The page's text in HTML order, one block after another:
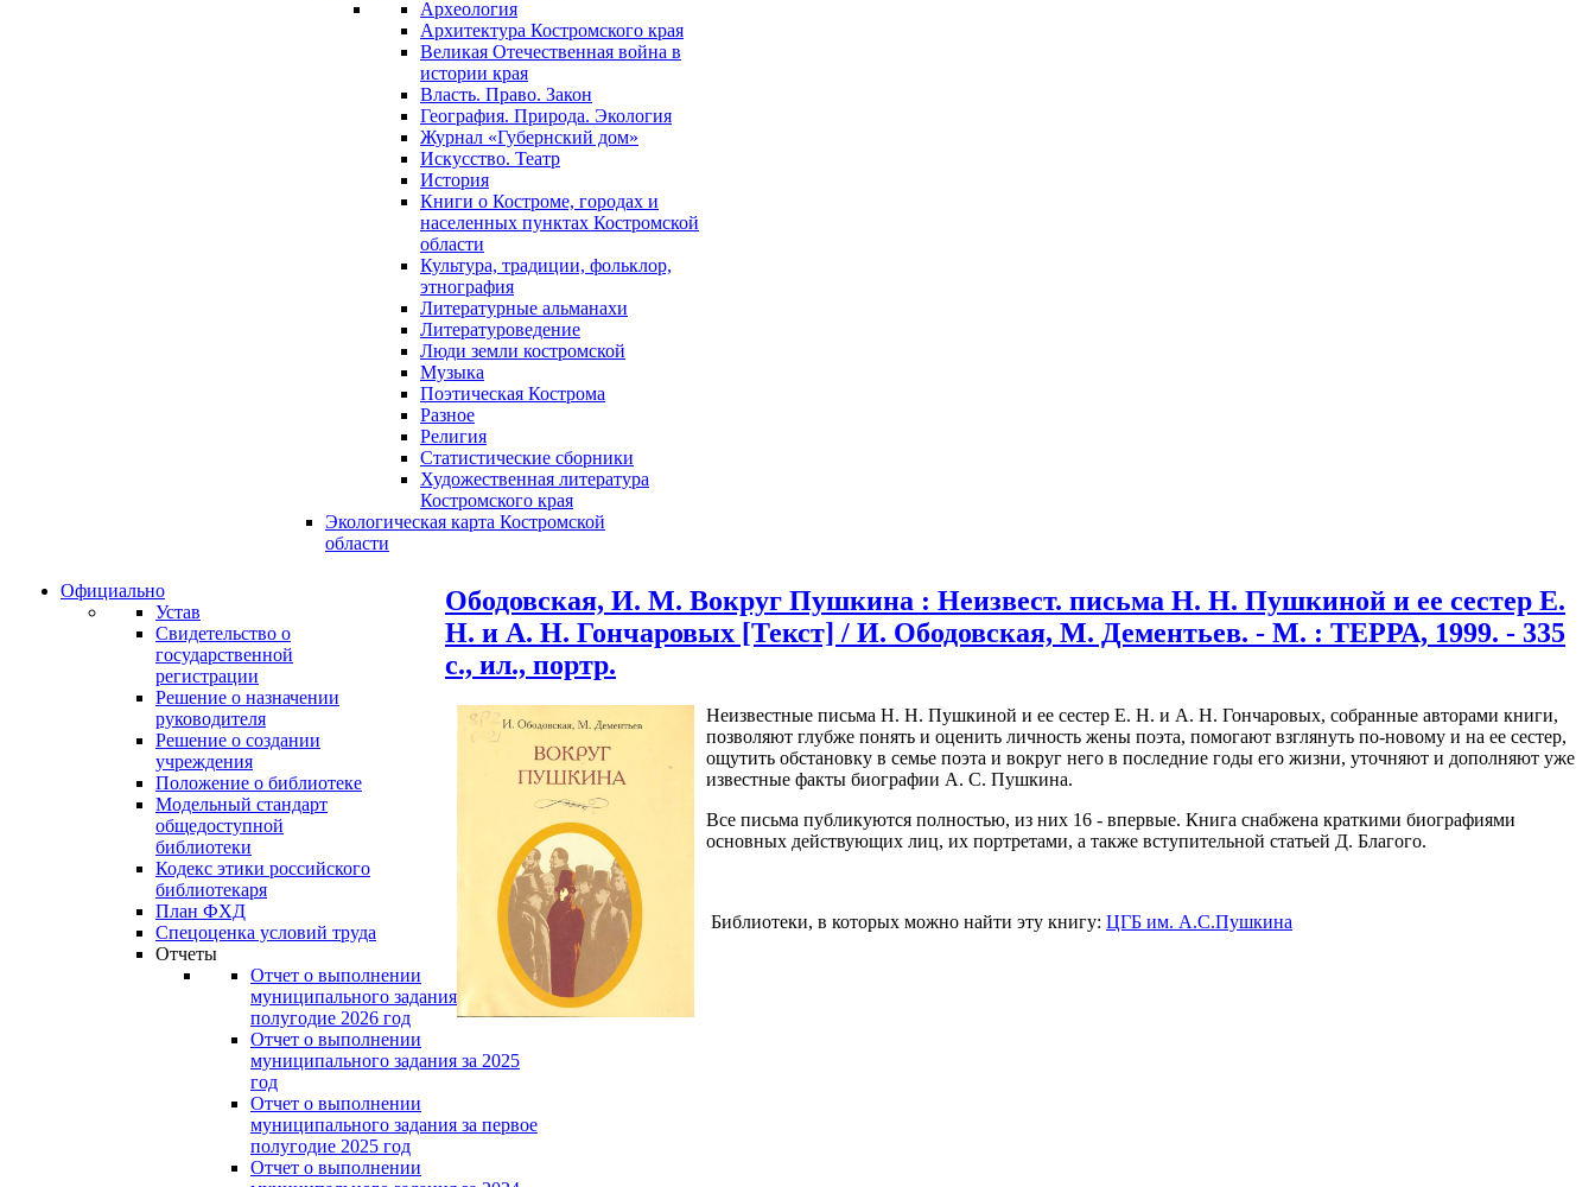
Археология
Архитектура Костромского края
Великая Отечественная война в
истории края
Власть. Право. Закон
География. Природа. Экология
Журнал «Губернский дом»
Искусство. Театр
История
Книги о Костроме, городах и
населенных пунктах Костромской
области
Культура, традиции, фольклор,
этнография
Литературные альманахи
Литературоведение
Люди земли костромской
Музыка
Поэтическая Кострома
Разное
Религия
Статистические сборники
Художественная литература
Костромского края
Экологическая карта Костромской
области
Официально
Устав
Свидетельство о
государственной
регистрации
Решение о назначении
руководителя
Решение о создании
учреждения
Положение о библиотеке
Модельный стандарт
общедоступной
библиотеки
Кодекс этики российского
библиотекаря
План ФХД
Спецоценка условий труда
Отчеты
Отчет о выполнении
муниципального задания за первое
полугодие 2026 год
Отчет о выполнении
муниципального задания за 2025
год
Отчет о выполнении
муниципального задания за первое
полугодие 2025 год
Отчет о выполнении
Ободовская, И. М. Вокруг Пушкина : Неизвест. письма Н. Н. Пушкиной и ее сестер Е.
Н. и А. Н. Гончаровых [Текст] / И. Ободовская, М. Дементьев. - М. : ТЕРРА, 1999. - 335
с., ил., портр.
Неизвестные письма Н. Н. Пушкиной и ее сестер Е. Н. и А. Н. Гончаровых, собранные авторами книги,
позволяют глубже понять и оценить личность жены поэта, помогают взглянуть по-новому и на ее сестер,
ощутить обстановку в семье поэта и вокруг него в последние годы его жизни, уточняют и дополняют уже
известные факты биографии А. С. Пушкина.
Все письма публикуются полностью, из них 16 - впервые. Книга снабжена краткими биографиями
основных действующих лиц, их портретами, а также вступительной статьей Д. Благого.
Библиотеки, в которых можно найти эту книгу: ЦГБ им. А.С.Пушкина